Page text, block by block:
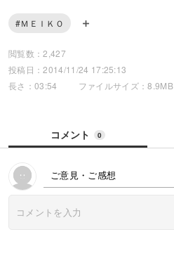
(11月24日 再度 修正版に変えました)
#ＭＥＩＫＯ
閲覧数：2,427
投稿日：2014/11/24 17:25:13
長さ：03:54
ファイルサイズ：8.9MB
コメント 0
ご意見・ご感想